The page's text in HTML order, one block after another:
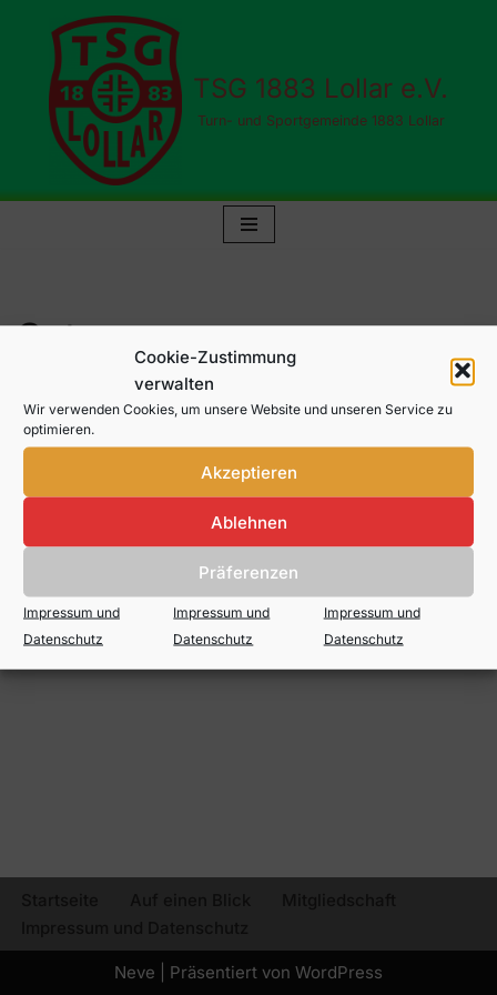
Cookie-Zustimmung
verwalten
Wir verwenden Cookies, um unsere Website und unseren Service zu
optimieren.
Akzeptieren
Ablehnen
Präferenzen
Impressum und
Datenschutz
Impressum und
Datenschutz
Impressum und
Datenschutz
Inhalt
springen
TSG 1883 Lollar e.V.
Turn- und Sportgemeinde 1883 Lollar
Satzung
Auszug aus der TSG-Satzung
Mit dem Mitgliedsantrag bestätigen Sie, diesen gelesen zu
Neve | Präsentiert von WordPress